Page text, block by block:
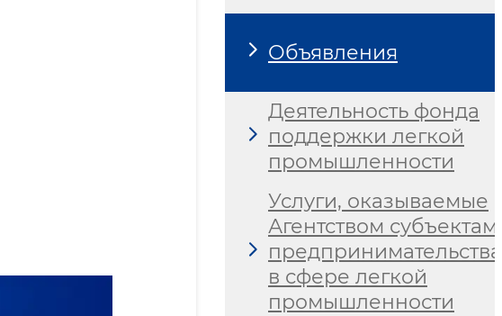
Объявления
Деятельность фонда
поддержки легкой
промышленности
Услуги, оказываемые
Агентством субъектам
предпринимательства
в сфере легкой
промышленности